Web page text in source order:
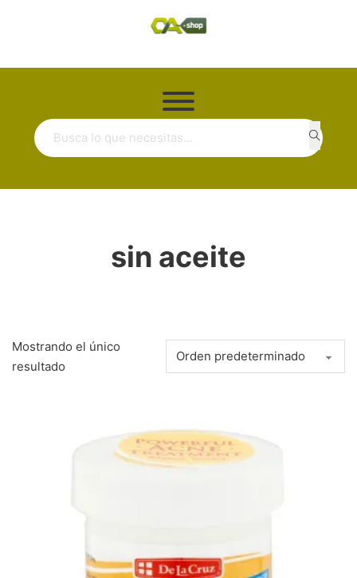
Buscar ...
sin aceite
Mostrando el único
resultado